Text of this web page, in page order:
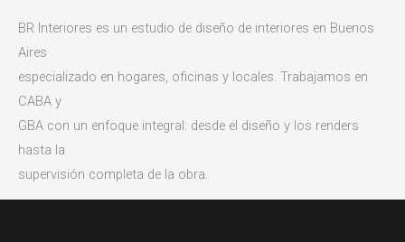
BR Interiores es un estudio de diseño de interiores en Buenos
Aires
especializado en hogares, oficinas y locales. Trabajamos en
CABA y
GBA con un enfoque integral: desde el diseño y los renders
hasta la
supervisión completa de la obra.